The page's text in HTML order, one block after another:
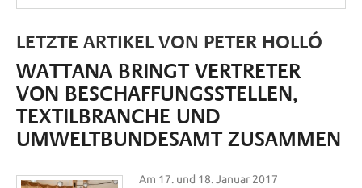
LETZTE ARTIKEL VON PETER HOLLÓ
WATTANA BRINGT VERTRETER
VON BESCHAFFUNGSSTELLEN,
TEXTILBRANCHE UND
UMWELTBUNDESAMT ZUSAMMEN
Am 17. und 18. Januar 2017